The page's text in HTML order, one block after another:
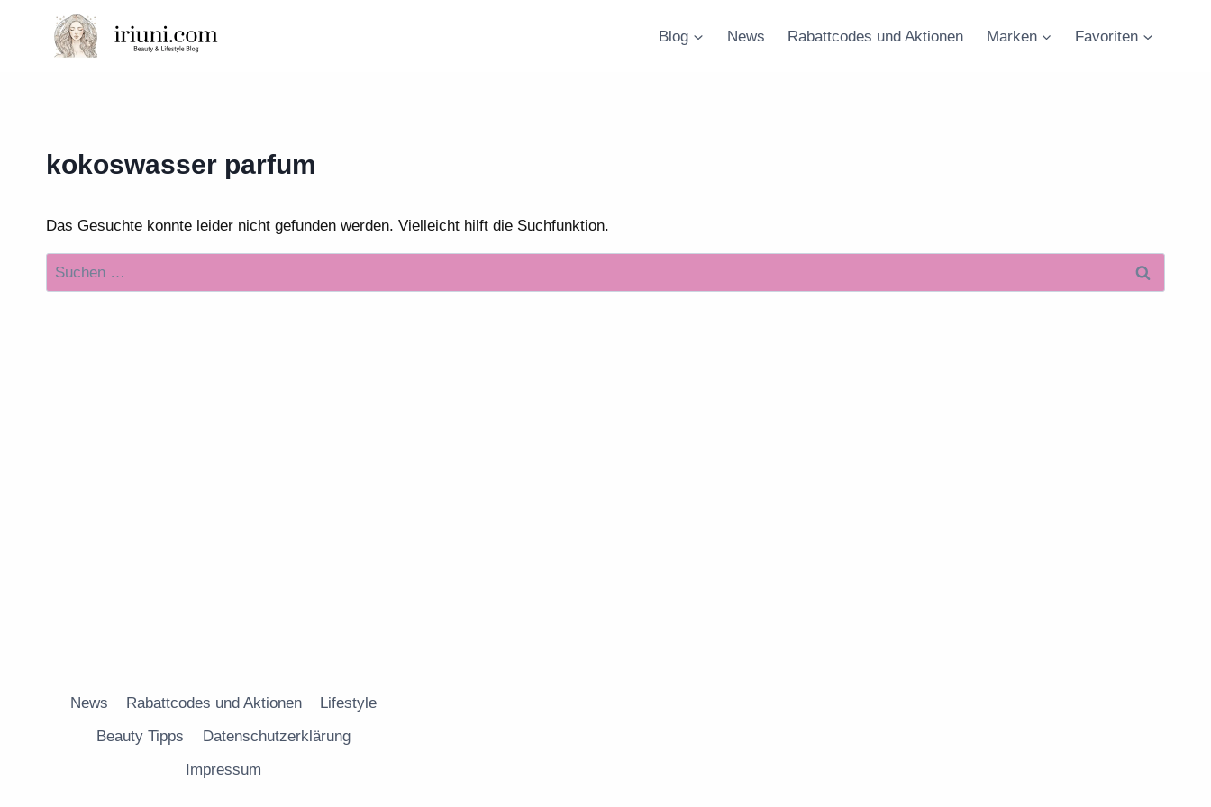
springen
Blog News Rabattcodes und Aktionen Marken Favoriten
kokoswasser parfum
Das Gesuchte konnte leider nicht gefunden werden. Vielleicht hilft die Suchfunktion.
Suchen
nach:
News Rabattcodes und Aktionen
Lifestyle
Beauty Tipps
Datenschutzerklärung
Impressum